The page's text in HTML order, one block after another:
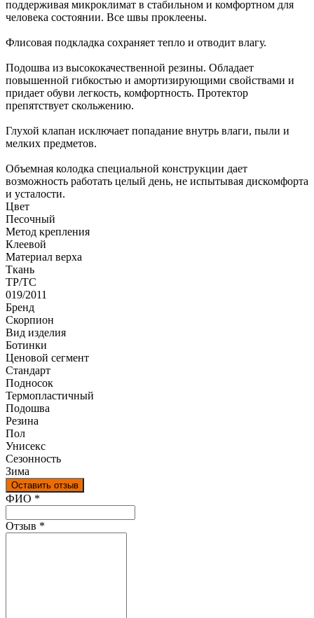
поддерживая микроклимат в стабильном и комфортном для
человека состоянии. Все швы проклеены.
Флисовая подкладка сохраняет тепло и отводит влагу.
Подошва из высококачественной резины. Обладает
повышенной гибкостью и амортизирующими свойствами и
придает обуви легкость, комфортность. Протектор
препятствует скольжению.
Глухой клапан исключает попадание внутрь влаги, пыли и
мелких предметов.
Объемная колодка специальной конструкции дает
возможность работать целый день, не испытывая дискомфорта
и усталости.
Цвет
Песочный
Метод крепления
Клеевой
Материал верха
Ткань
ТР/ТС
019/2011
Бренд
Скорпион
Вид изделия
Ботинки
Ценовой сегмент
Стандарт
Подносок
Термопластичный
Подошва
Резина
Пол
Унисекс
Сезонность
Зима
Оставить отзыв
Ваш отзыв был отправлен!
ФИО *
Отзыв *